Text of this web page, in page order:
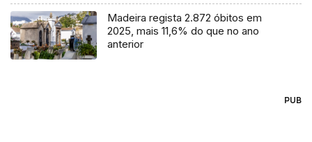
Madeira regista 2.872 óbitos em
2025, mais 11,6% do que no ano
anterior
PUB